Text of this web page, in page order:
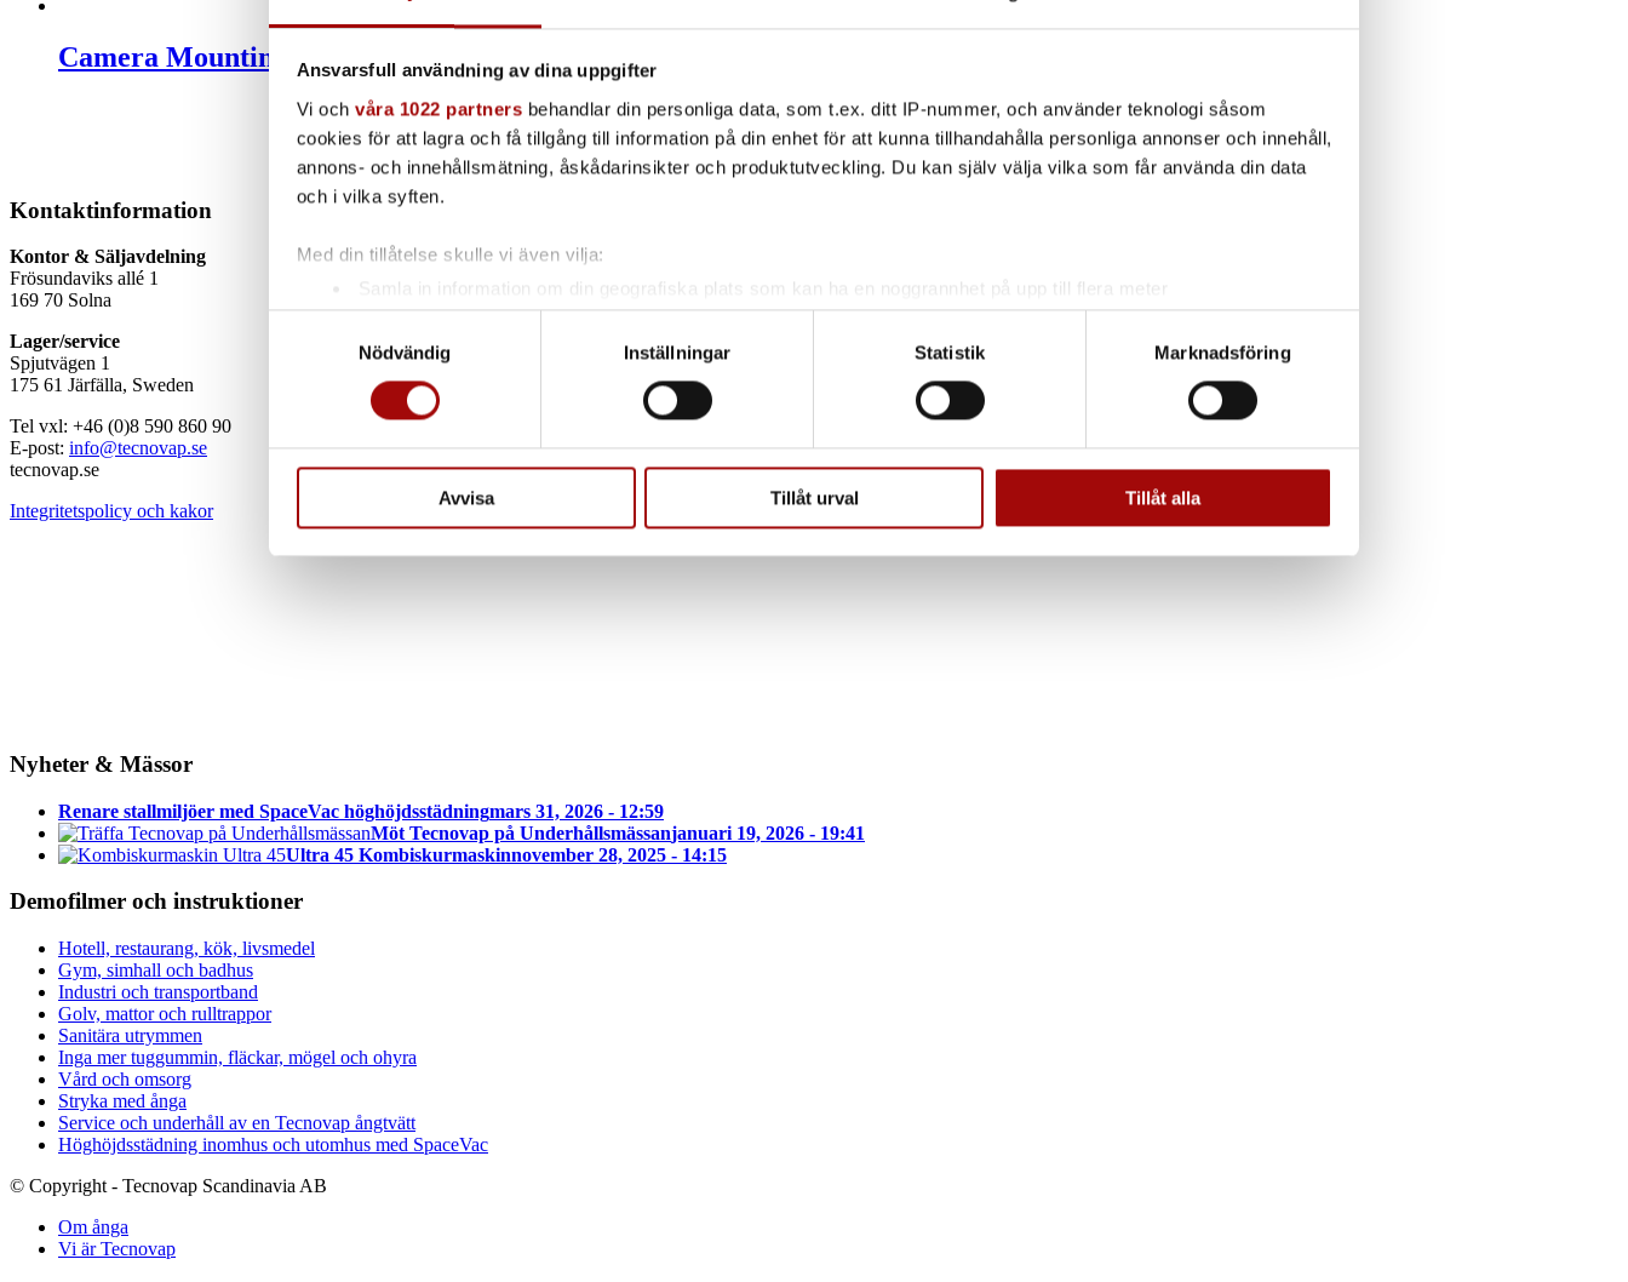
Ansvarsfull användning av dina uppgifter
Vi och våra 1022 partners behandlar din personliga data, som t.ex. ditt IP-nummer, och använder teknologi såsom
cookies för att lagra och få tillgång till information på din enhet för att kunna tillhandahålla personliga annonser och innehåll,
annons- och innehållsmätning, åskådarinsikter och produktutveckling. Du kan själv välja vilka som får använda din data
och i vilka syften.
Med din tillåtelse skulle vi även vilja:
Samla in information om din geografiska plats som kan ha en noggrannhet på upp till flera meter
Identifiera din enhet genom att aktivt skanna den för specifika kännetecken (fingeravtryck)
Ta reda på mer om hur dina personliga uppgifter behandlas och ställ in dina preferenser i
detaljsektionen. Du kan ändra
eller dra tillbaka ditt samtycke när som helst från cookie-förklaringen.
sociala medier och analysera vår trafik. Vi vidarebefordrar även sådana identifierare och annan information från din enhet
till de sociala medier och annons- och analysföretag som vi samarbetar med. Dessa kan i sin tur kombinera informationen
med annan information som du har tillhandahållit eller som de har samlat in när du har använt deras tjänster.
Nödvändig
Inställningar Statistik Marknadsföring
Avvisa Tillåt urval Tillåt alla
Camera Mounting Clamp
1st
Kontaktinformation
Kontor & Säljavdelning
Frösundaviks allé 1
169 70 Solna
Lager/service
Spjutvägen 1
175 61 Järfälla, Sweden
Tel vxl: +46 (0)8 590 860 90
E-post: info@tecnovap.se
tecnovap.se
Integritetspolicy och kakor
Nyheter & Mässor
Renare stallmiljöer med SpaceVac höghöjdsstädningmars 31, 2026 - 12:59
Möt Tecnovap på Underhållsmässanjanuari 19, 2026 - 19:41
Ultra 45 Kombiskurmaskinnovember 28, 2025 - 14:15
Demofilmer och instruktioner
Hotell, restaurang, kök, livsmedel
Gym, simhall och badhus
Industri och transportband
Golv, mattor och rulltrappor
Sanitära utrymmen
Inga mer tuggummin, fläckar, mögel och ohyra
Vård och omsorg
Stryka med ånga
Service och underhåll av en Tecnovap ångtvätt
Höghöjdsstädning inomhus och utomhus med SpaceVac
© Copyright - Tecnovap Scandinavia AB
Om ånga
Vi är Tecnovap